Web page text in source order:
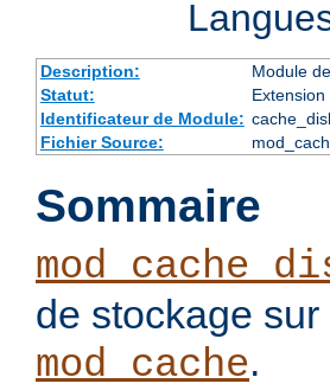
Description:
Module
Statut:
Extension
Identificateur de Module:
Fichier Source:
Sommaire
de stockage
mod_cache.